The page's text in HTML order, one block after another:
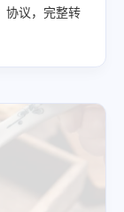
协议，完整转